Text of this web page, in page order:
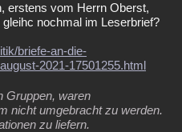
erstens vom Herrn Oberst,
nochmal im Leserbrief?
briefe-an-die-
2021-17501255.html
Gruppen, waren
nicht umgebracht zu werden.
zu liefern.